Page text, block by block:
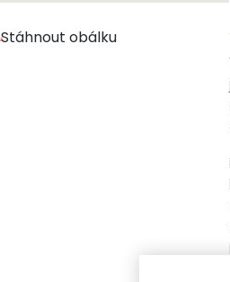
Stáhnout obálku